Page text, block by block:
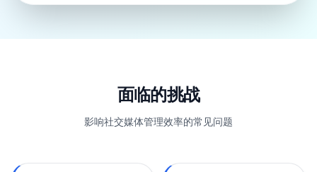
面临的挑战
影响社交媒体管理效率的常见问题